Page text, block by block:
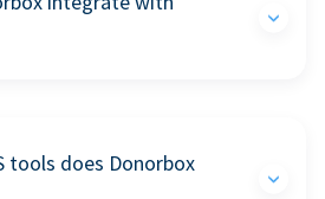
tools does Donorbox